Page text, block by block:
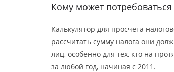
Кому может
Калькулятор для просчёта
рассчитать сумму налога они
лиц, особенно для тех, кто на
за любой год, начиная с 2011.